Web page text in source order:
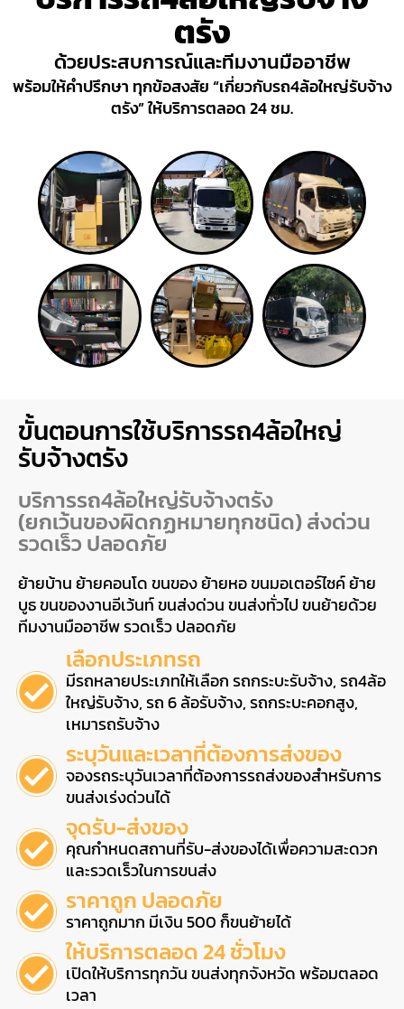
ตรัง
ด้วยประสบการณ์และทีมงานมืออาชีพ
พร้อมให้คำปรึกษา ทุกข้อสงสัย “เกี่ยวกับรถ4ล้อใหญ่รับจ้าง
ตรัง” ให้บริการตลอด 24 ชม.
ขั้นตอนการใช้บริการรถ4ล้อใหญ่
รับจ้างตรัง
บริการรถ4ล้อใหญ่รับจ้างตรัง
(ยกเว้นของผิดกฏหมายทุกชนิด) ส่งด่วน
รวดเร็ว ปลอดภัย
ย้ายบ้าน ย้ายคอนโด ขนของ ย้ายหอ ขนมอเตอร์ไซค์ ย้าย
บูธ ขนของงานอีเว้นท์ ขนส่งด่วน ขนส่งทั่วไป ขนย้ายด้วย
ทีมงานมืออาชีพ รวดเร็ว ปลอดภัย
เลือกประเภทรถ
มีรถหลายประเภทให้เลือก รถกระบะรับจ้าง, รถ4ล้อ
ใหญ่รับจ้าง, รถ 6 ล้อรับจ้าง, รถกระบะคอกสูง,
เหมารถรับจ้าง
ระบุวันและเวลาที่ต้องการส่งของ
จองรถระบุวันเวลาที่ต้องการรถส่งของสำหรับการ
ขนส่งเร่งด่วนได้
จุดรับ-ส่งของ
คุณกำหนดสถานที่รับ-ส่งของได้เพื่อความสะดวก
และรวดเร็วในการขนส่ง
ราคาถูก ปลอดภัย
ราคาถูกมาก มีเงิน 500 ก็ขนย้ายได้
ให้บริการตลอด 24 ชั่วโมง
เปิดให้บริการทุกวัน ขนส่งทุกจังหวัด พร้อมตลอด
เวลา